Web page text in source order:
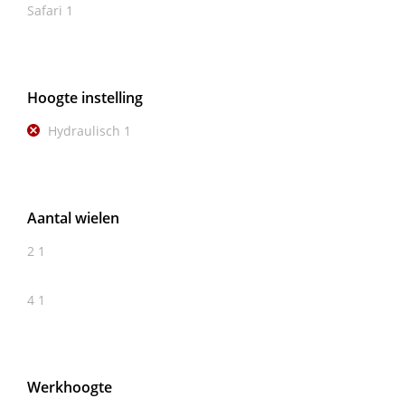
Safari 1
Hoogte instelling
Hydraulisch 1
Aantal wielen
2 1
4 1
Werkhoogte